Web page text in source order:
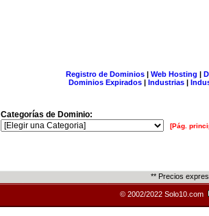
Registro de Dominios| Web Hosting |
Dominios Expirados | Industrias |
Categorías de Dominio:
[Pág.
** Precios
© 2002/2022 Solo10.com